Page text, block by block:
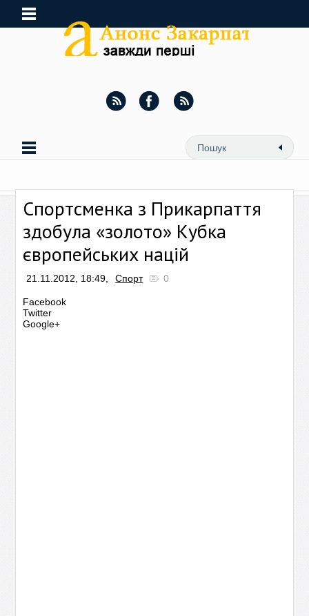
Спортсменка з Прикарпаття
здобула «золото» Кубка
європейських націй
21.11.2012, 18:49, Спорт 0
Facebook
Twitter
Google+